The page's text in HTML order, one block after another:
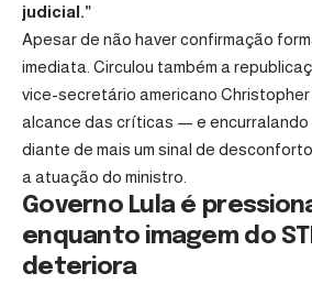
judicial.”
Apesar de não haver confirmação
imediata. Circulou também a
vice-secretário americano Christopher
alcance das críticas — e encurralando
diante de mais um sinal de
a atuação do ministro.
Governo Lula é
enquanto imagem do
deteriora